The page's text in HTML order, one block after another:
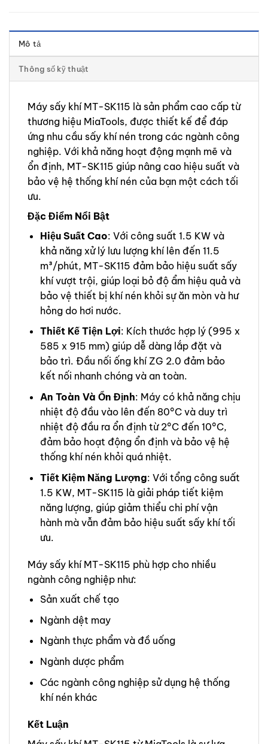
Mô tả
Thông số kỹ thuật
Máy sấy khí MT-SK115 là sản phẩm cao cấp từ
thương hiệu MiaTools, được thiết kế để đáp
ứng nhu cầu sấy khí nén trong các ngành công
nghiệp. Với khả năng hoạt động mạnh mẽ và
ổn định, MT-SK115 giúp nâng cao hiệu suất và
bảo vệ hệ thống khí nén của bạn một cách tối
ưu.
Đặc Điểm Nổi Bật
Hiệu Suất Cao: Với công suất 1.5 KW và
khả năng xử lý lưu lượng khí lên đến 11.5
m³/phút, MT-SK115 đảm bảo hiệu suất sấy
khí vượt trội, giúp loại bỏ độ ẩm hiệu quả và
bảo vệ thiết bị khí nén khỏi sự ăn mòn và hư
hỏng do hơi nước.
Thiết Kế Tiện Lợi: Kích thước hợp lý (995 x
585 x 915 mm) giúp dễ dàng lắp đặt và
bảo trì. Đầu nối ống khí ZG 2.0 đảm bảo
kết nối nhanh chóng và an toàn.
An Toàn Và Ổn Định: Máy có khả năng chịu
nhiệt độ đầu vào lên đến 80°C và duy trì
nhiệt độ đầu ra ổn định từ 2°C đến 10°C,
đảm bảo hoạt động ổn định và bảo vệ hệ
thống khí nén khỏi quá nhiệt.
Tiết Kiệm Năng Lượng: Với tổng công suất
1.5 KW, MT-SK115 là giải pháp tiết kiệm
năng lượng, giúp giảm thiểu chi phí vận
hành mà vẫn đảm bảo hiệu suất sấy khí tối
ưu.
Máy sấy khí MT-SK115 phù hợp cho nhiều
ngành công nghiệp như:
Sản xuất chế tạo
Ngành dệt may
Ngành thực phẩm và đồ uống
Ngành dược phẩm
Các ngành công nghiệp sử dụng hệ thống
khí nén khác
Kết Luận